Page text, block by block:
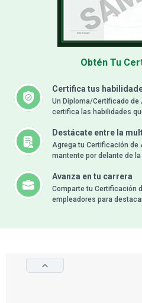
Certifica tus
Un Diploma/Certificado de
certifica las habilidades
Destácate entre la
Agrega tu Certificación de
mantente por delante de
Avanza en tu carrera
Comparte tu Certificación
empleadores para
Obtén Tu